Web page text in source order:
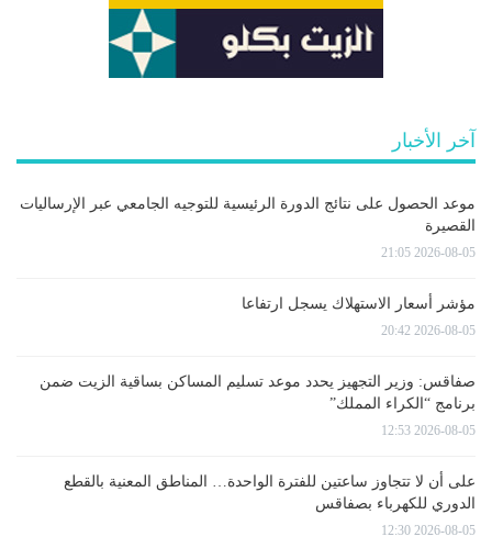
آخر الأخبار
موعد الحصول على نتائج الدورة الرئيسية للتوجيه الجامعي عبر الإرساليات
القصيرة
2026-08-05 21:05
مؤشر أسعار الاستهلاك يسجل ارتفاعا
2026-08-05 20:42
صفاقس: وزير التجهيز يحدد موعد تسليم المساكن بساقية الزيت ضمن
برنامج “الكراء المملك”
2026-08-05 12:53
على أن لا تتجاوز ساعتين للفترة الواحدة… المناطق المعنية بالقطع
الدوري للكهرباء بصفاقس
2026-08-05 12:30